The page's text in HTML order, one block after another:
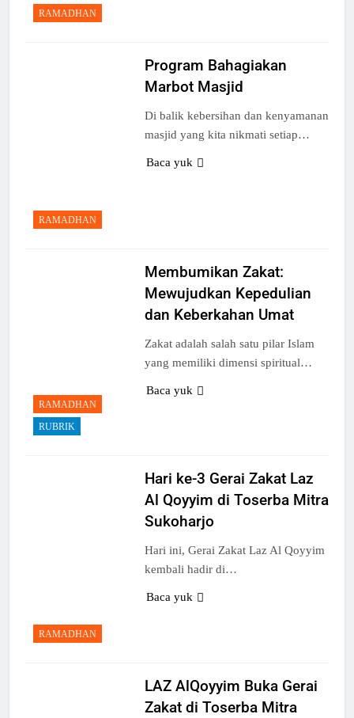
RAMADHAN
RAMADHAN
Program Bahagiakan
Marbot Masjid
Di balik kebersihan dan kenyamanan
masjid yang kita nikmati setiap…
Baca yuk
RAMADHAN
RUBRIK
Membumikan Zakat:
Mewujudkan Kepedulian
dan Keberkahan Umat
Zakat adalah salah satu pilar Islam
yang memiliki dimensi spiritual…
Baca yuk
RAMADHAN
Hari ke-3 Gerai Zakat Laz
Al Qoyyim di Toserba Mitra
Sukoharjo
Hari ini, Gerai Zakat Laz Al Qoyyim
kembali hadir di…
Baca yuk
LAZ AlQoyyim Buka Gerai
Zakat di Toserba Mitra
Terima Kasih Guru Ngaji untuk
Donatur Ramadan Gemar
LAPORAN RAMADHAN
4
AKSI SIGAP BENCANA